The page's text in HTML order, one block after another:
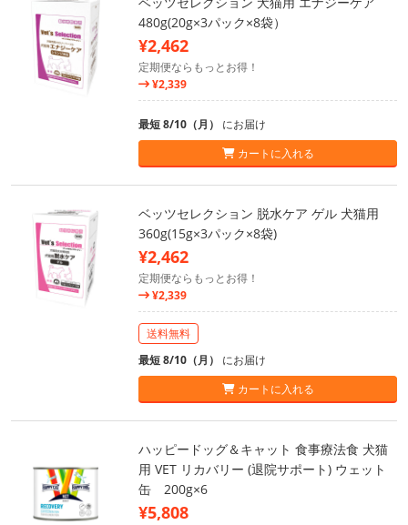
480g(20g×3パック×8袋）
¥2,462
定期便ならもっとお得！
¥2,339
最短 8/10（月） にお届け
カートに入れる
ベッツセレクション 脱水ケア ゲル 犬猫用
360g(15g×3パック×8袋)
¥2,462
定期便ならもっとお得！
¥2,339
送料無料
最短 8/10（月） にお届け
カートに入れる
ハッピードッグ＆キャット 食事療法食 犬猫
用 VET リカバリー (退院サポート) ウェット
缶 200g×6
¥5,808